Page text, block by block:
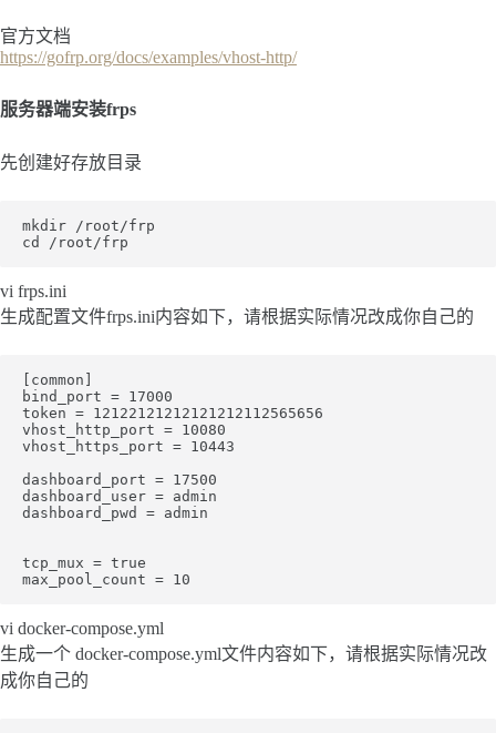
官方文档
https://gofrp.org/docs/examples/vhost-http/
服务器端安装frps
先创建好存放目录
mkdir /root/frp
vi frps.ini
生成配置文件frps.ini内容如下，请根据实际情况改成你自己的
[common]
bind_port = 17000
token = 12122121212121212112565656
vhost_http_port = 10080
vhost_https_port = 10443
dashboard_port = 17500
dashboard_user = admin
dashboard_pwd = admin
tcp_mux = true
vi docker-compose.yml
生成一个 docker-compose.yml文件内容如下，请根据实际情况改
成你自己的